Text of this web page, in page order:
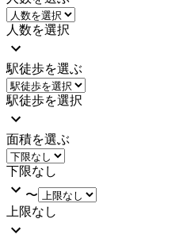
人数を選択
駅徒歩を選ぶ
駅徒歩を選択
面積を選ぶ
下限なし
〜
上限なし